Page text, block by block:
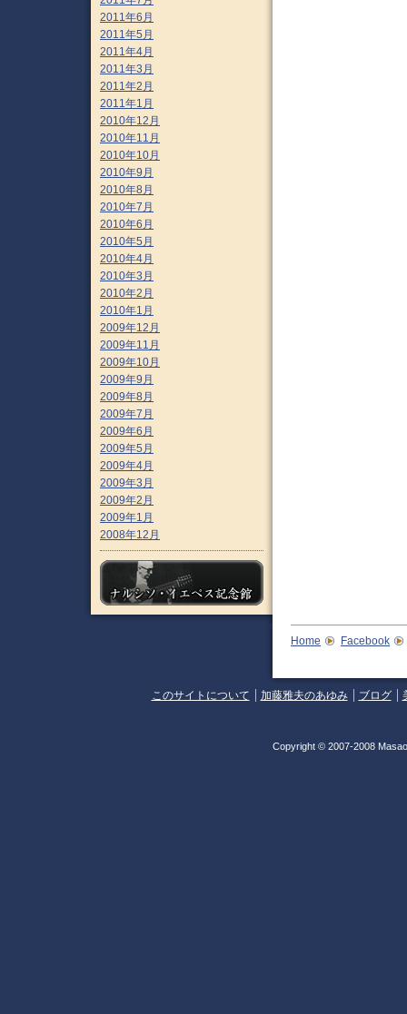
2011年6月
2011年5月
2011年4月
2011年3月
2011年2月
2011年1月
2010年12月
2010年11月
2010年10月
2010年9月
2010年8月
2010年7月
2010年6月
2010年5月
2010年4月
2010年3月
2010年2月
2010年1月
2009年12月
2009年11月
2009年10月
2009年9月
2009年8月
2009年7月
2009年6月
2009年5月
2009年4月
2009年3月
2009年2月
2009年1月
2008年12月
Home Facebook
このサイトについて 加藤雅夫のあゆみ ブログ
Copyright © 2007-2008